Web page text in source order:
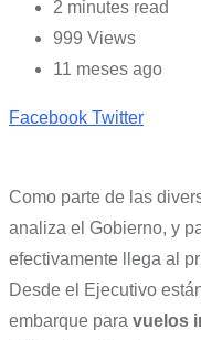
2 minutes read
999 Views
11 meses ago
Facebook TwitterCloud
Print
Share
Como parte de las
analiza el Gobierno, y
efectivamente llega al
Desde el Ejecutivo
embarque para vuelos